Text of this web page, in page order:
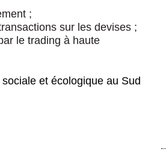
;
sur les devises ;
le trading à haute
et écologique au Sud